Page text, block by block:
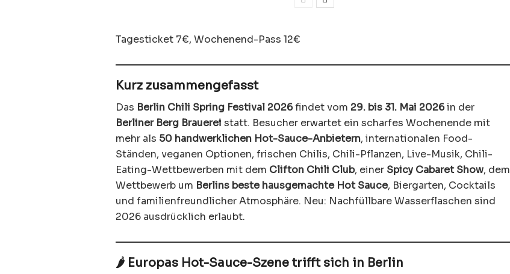
Tagesticket 7€, Wochenend-Pass 12€
Kurz zusammengefasst
Das Berlin Chili Spring Festival 2026findet vom 29. bis 31. Mai 2026in der
Berliner Berg Brauerei statt. Besucher erwartet ein scharfes Wochenende mit
mehr als 50 handwerklichen Hot-Sauce-Anbietern, internationalen Food-
Ständen, veganen Optionen, frischen Chilis, Chili-Pflanzen, Live-Musik, Chili-
Eating-Wettbewerben mit dem Clifton Chili Club, einer Spicy Cabaret Show, dem
Wettbewerb um Berlins beste hausgemachte Hot Sauce, Biergarten, Cocktails
und familienfreundlicher Atmosphäre. Neu: Nachfüllbare Wasserflaschen sind
2026 ausdrücklich erlaubt.
🌶️ Europas Hot-Sauce-Szene trifft sich in Berlin